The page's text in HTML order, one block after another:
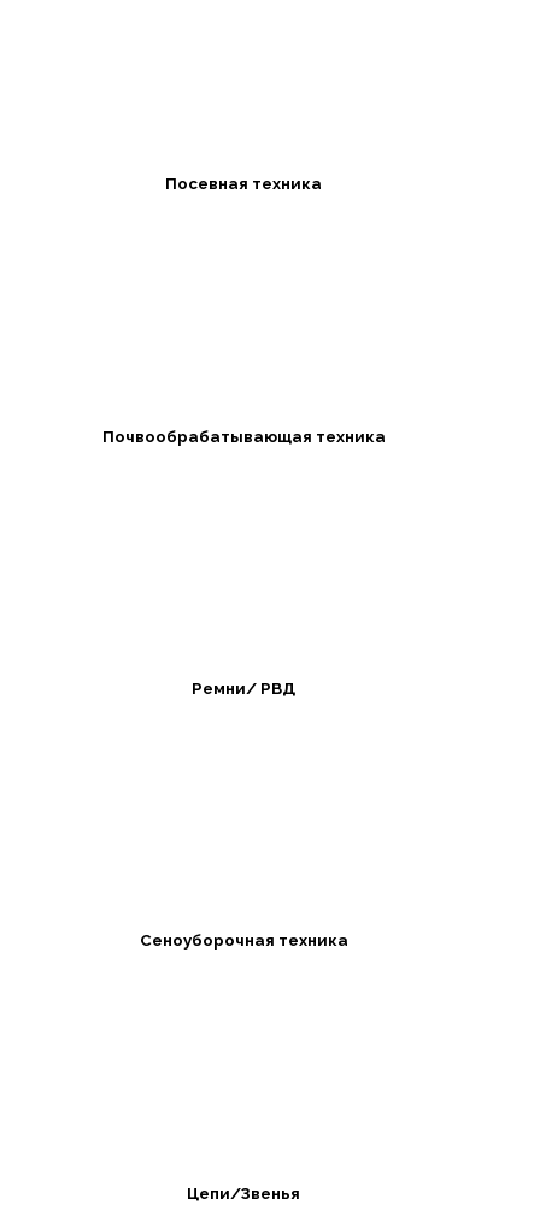
Посевная техника
Почвообрабатывающая техника
Ремни/ РВД
Сеноуборочная техника
Цепи/Звенья